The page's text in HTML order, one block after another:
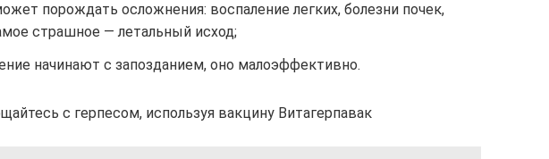
порождать осложнения: воспаление легких, болезни почек,
страшное — летальный исход;
начинают с запозданием, оно малоэффективно.
с герпесом, используя вакцину Витагерпавак